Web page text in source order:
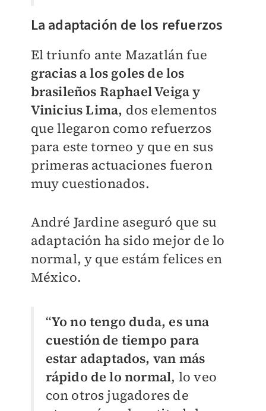
La adaptación de los refuerzos
El triunfo ante Mazatlán fue
gracias a los goles de los
brasileños Raphael Veiga y
Vinicius Lima, dos elementos
que llegaron como refuerzos
para este torneo y que en sus
primeras actuaciones fueron
muy cuestionados.
André Jardine aseguró que su
adaptación ha sido mejor de lo
normal, y que estám felices en
México.
“Yo no tengo duda, es una
cuestión de tiempo para
estar adaptados, van más
rápido de lo normal, lo veo
con otros jugadores de